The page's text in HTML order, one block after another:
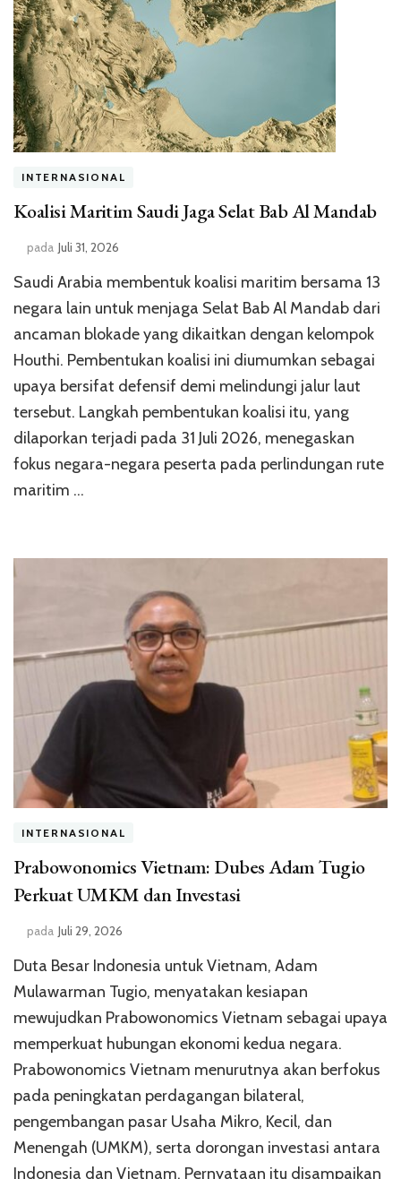
INTERNASIONAL
Koalisi Maritim Saudi Jaga Selat Bab Al Mandab
pada Juli 31, 2026
Saudi Arabia membentuk koalisi maritim bersama 13
negara lain untuk menjaga Selat Bab Al Mandab dari
ancaman blokade yang dikaitkan dengan kelompok
Houthi. Pembentukan koalisi ini diumumkan sebagai
upaya bersifat defensif demi melindungi jalur laut
tersebut. Langkah pembentukan koalisi itu, yang
dilaporkan terjadi pada 31 Juli 2026, menegaskan
fokus negara-negara peserta pada perlindungan rute
maritim …
INTERNASIONAL
Prabowonomics Vietnam: Dubes Adam Tugio
Perkuat UMKM dan Investasi
pada Juli 29, 2026
Duta Besar Indonesia untuk Vietnam, Adam
Mulawarman Tugio, menyatakan kesiapan
mewujudkan Prabowonomics Vietnam sebagai upaya
memperkuat hubungan ekonomi kedua negara.
Prabowonomics Vietnam menurutnya akan berfokus
pada peningkatan perdagangan bilateral,
pengembangan pasar Usaha Mikro, Kecil, dan
Menengah (UMKM), serta dorongan investasi antara
Indonesia dan Vietnam. Pernyataan itu disampaikan